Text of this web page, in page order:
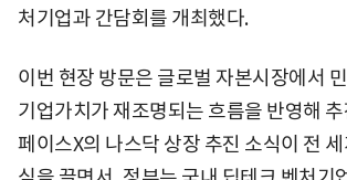
처기업과 간담회를 개최했다.
이번 현장 방문은 글로벌 자본시장에서
기업가치가 재조명되는 흐름을 반영해
페이스X의 나스닥 상장 추진 소식이 전